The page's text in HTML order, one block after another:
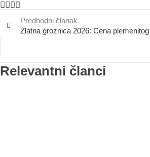
Predhodni članak
Zlatna groznica 2026: Cena
Relevantni članci